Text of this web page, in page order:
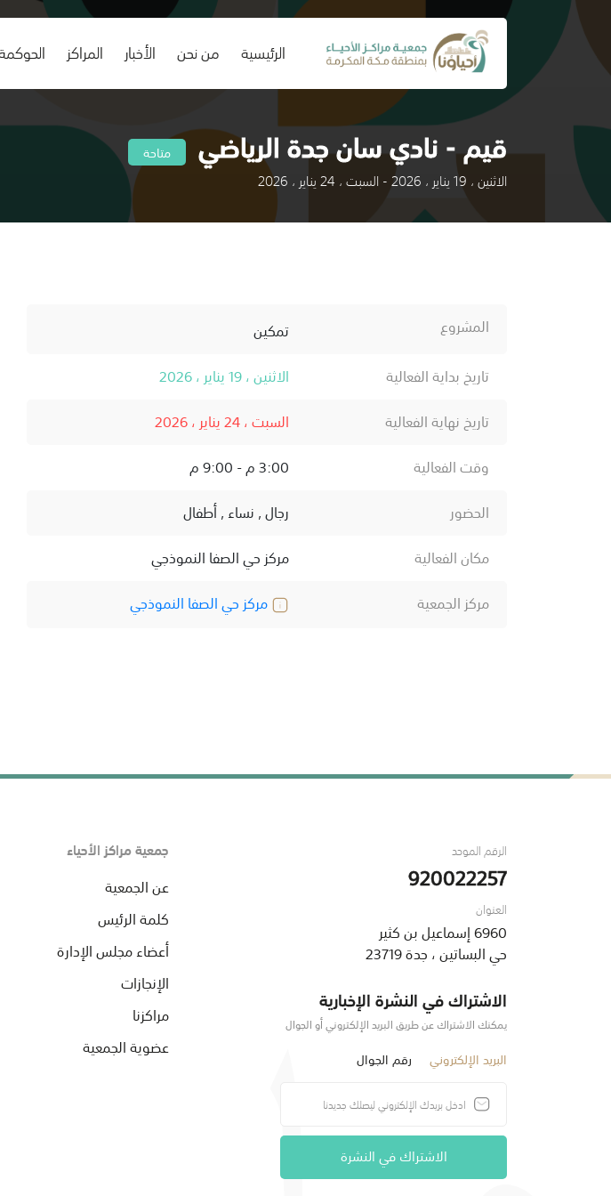
الرئيسية
(current) من نحن الأخبار المراكز
قيم - نادي سان جدة الرياضي متاحة
الاثنين ، 19 يناير ، 2026 - السبت ، 24 يناير ، 2026
المشروع
تمكين
تاريخ بداية الفعالية
الاثنين ، 19 يناير ، 2026
تاريخ نهاية الفعالية
السبت ، 24 يناير ، 2026
وقت الفعالية
3:00 م - 9:00 م
الحضور
رجال , نساء , أطفال
مكان الفعالية
مركز حي الصفا النموذجي
مركز الجمعية
مركز حي الصفا النموذجي
الرقم الموحد
920022257
العنوان
6960 إسماعيل بن كثير
حي البساتين ، جدة 23719
الاشتراك في النشرة الإخبارية
يمكنك الاشتراك عن طريق البريد الإلكتروني أو الجوال
البريد الإلكتروني رقم الجوال
الاشتراك في النشرة
جمعية مراكز الأحياء
عن الجمعية
كلمة الرئيس
أعضاء مجلس الإدارة
الإنجازات
مراكزنا
عضوية الجمعية